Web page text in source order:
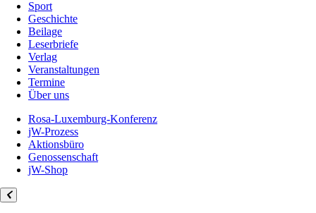
Sport
Geschichte
Beilage
Leserbriefe
Verlag
Veranstaltungen
Termine
Über uns
Rosa-Luxemburg-Konferenz
jW-Prozess
Aktionsbüro
Genossenschaft
jW-Shop